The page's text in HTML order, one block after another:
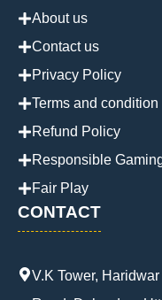
About us
Contact us
Privacy Policy
Terms and condition
Refund Policy
Responsible
Fair Play
CONTACT
V.K Tower,